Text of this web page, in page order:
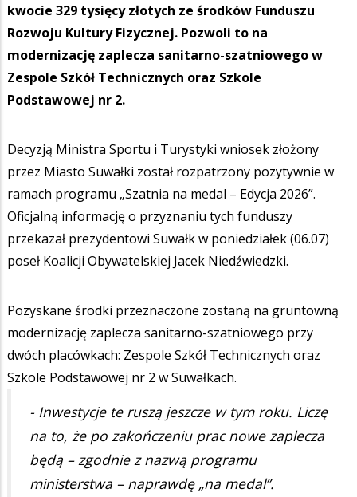
kwocie 329 tysięcy złotych ze środków Funduszu
Rozwoju Kultury Fizycznej. Pozwoli to na
modernizację zaplecza sanitarno-szatniowego w
Zespole Szkół Technicznych oraz Szkole
Podstawowej nr 2.
Decyzją Ministra Sportu i Turystyki wniosek złożony
przez Miasto Suwałki został rozpatrzony pozytywnie w
ramach programu „Szatnia na medal – Edycja 2026”.
Oficjalną informację o przyznaniu tych funduszy
przekazał prezydentowi Suwałk w poniedziałek (06.07)
poseł Koalicji Obywatelskiej Jacek Niedźwiedzki.
Pozyskane środki przeznaczone zostaną na gruntowną
modernizację zaplecza sanitarno-szatniowego przy
dwóch placówkach: Zespole Szkół Technicznych oraz
Szkole Podstawowej nr 2 w Suwałkach.
- Inwestycje te ruszą jeszcze w tym roku. Liczę
na to, że po zakończeniu prac nowe zaplecza
będą – zgodnie z nazwą programu
ministerstwa – naprawdę „na medal”.